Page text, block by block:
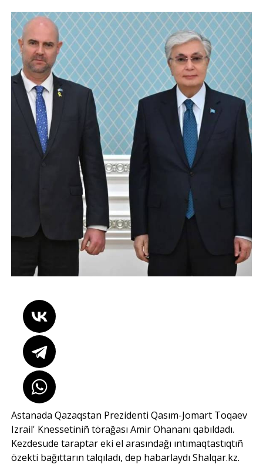
Astanada Qazaqstan Prezidenti Qasım-Jomart Toqaev
Izrail' Knessetiniñ törağası Amir Ohananı qabıldadı.
Kezdesude taraptar eki el arasındağı ıntımaqtastıqtıñ
özekti bağıttarın talqıladı, dep habarlaydı Shalqar.kz.